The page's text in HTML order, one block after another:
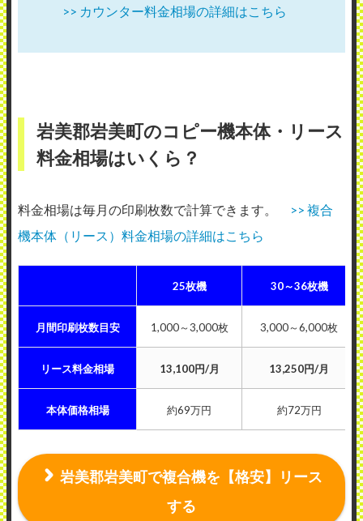
>> カウンター料金相場の詳細はこちら
岩美郡岩美町のコピー機本体・リース
料金相場はいくら？
料金相場は毎月の印刷枚数で計算できます。
>> 複合
機本体（リース）料金相場の詳細はこちら
25枚機 30～36枚機
月間印刷枚数目安 1,000～3,000枚 3,000～6,000枚
リース料金相場 13,100円/月 13,250円/月
本体価格相場 約69万円 約72万円
岩美郡岩美町で複合機を【格安】リース
する